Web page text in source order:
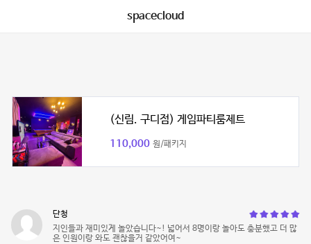
spacecloud
(신림. 구디점) 게임파티룸제트
110,000 원/패키지
단청
지인들과 재미있게 놀았습니다~! 넓어서 8명이랑 놀아도 충분했고 더 많
은 인원이랑 와도 괜찮을거 같았어여~